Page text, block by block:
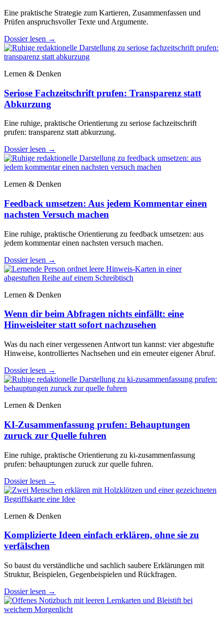
Eine praktische Strategie zum Kartieren, Zusammenfassen und
Prüfen anspruchsvoller Texte und Argumente.
Dossier lesen →
Lernen & Denken
Seriose Fachzeitschrift prufen: Transparenz statt
Abkurzung
Eine ruhige, praktische Orientierung zu seriose fachzeitschrift
prufen: transparenz statt abkurzung.
Dossier lesen →
Lernen & Denken
Feedback umsetzen: Aus jedem Kommentar einen
nachsten Versuch machen
Eine ruhige, praktische Orientierung zu feedback umsetzen: aus
jedem kommentar einen nachsten versuch machen.
Dossier lesen →
Lernen & Denken
Wenn dir beim Abfragen nichts einfällt: eine
Hinweisleiter statt sofort nachzusehen
Was du nach einer vergessenen Antwort tun kannst: vier abgestufte
Hinweise, kontrolliertes Nachsehen und ein erneuter eigener Abruf.
Dossier lesen →
Lernen & Denken
KI-Zusammenfassung prufen: Behauptungen
zuruck zur Quelle fuhren
Eine ruhige, praktische Orientierung zu ki-zusammenfassung
prufen: behauptungen zuruck zur quelle fuhren.
Dossier lesen →
Lernen & Denken
Komplizierte Ideen einfach erklären, ohne sie zu
verfälschen
So baust du verständliche und sachlich saubere Erklärungen mit
Struktur, Beispielen, Gegenbeispielen und Rückfragen.
Dossier lesen →